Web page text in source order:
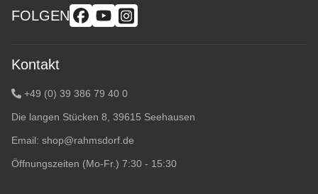
FOLGEN
Kontakt
+49 (0) 39 386 79 40 0
Die langen Stücken 8, 39615 Seehausen
Email: shop@rahmsdorf.de
Öffnungszeiten (Mo-Fr.) 7:30 - 15:30